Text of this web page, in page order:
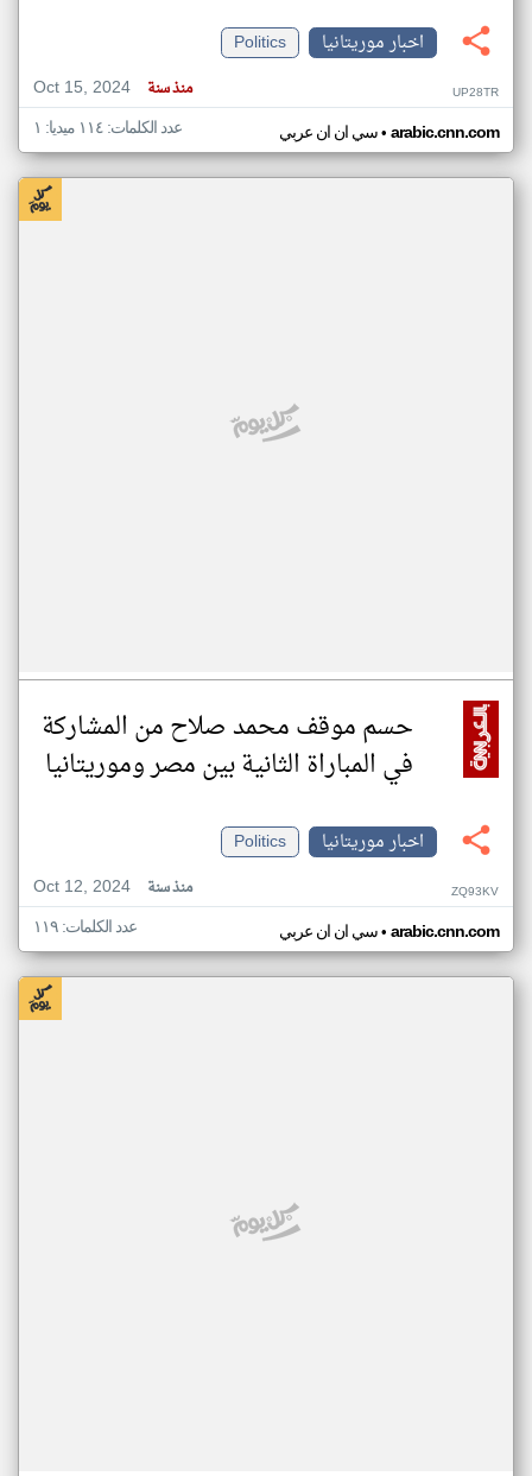
اخبار موريتانيا
Politics
Oct 15, 2024
منذ سنة UP28TR
سي ان ان عربي• arabic.cnn.com عدد الكلمات: ١١٤ ميديا: ١
حسم موقف محمد صلاح من المشاركة
في المباراة الثانية بين مصر وموريتانيا
اخبار موريتانيا
Politics
Oct 12, 2024
منذ سنة ZQ93KV
سي ان ان عربي• arabic.cnn.com عدد الكلمات: ١١٩